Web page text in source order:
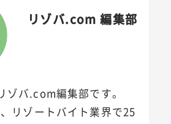
リゾバ.com 編集部
ゾバ.com編集部です。
リゾートバイト業界で25